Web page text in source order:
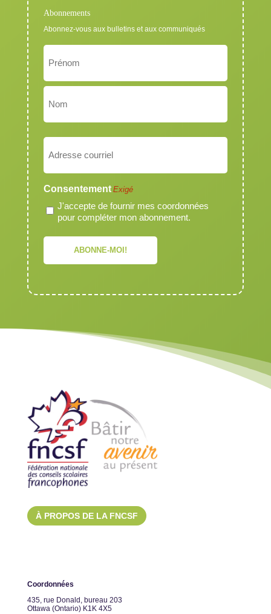
Abonnements
Abonnez-vous aux bulletins et aux communiqués
Nom
Exigé
Prénom
Courriel
Exigé
Consentement Exigé
J'accepte de fournir mes coordonnées
pour compléter mon abonnement.
À PROPOS DE LA FNCSF
Coordonnées
435, rue Donald, bureau 203
Ottawa (Ontario) K1K 4X5